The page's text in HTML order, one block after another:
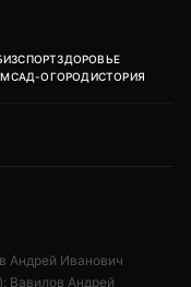
СПОРТЗДОРОВЬЕ
САД-ОГОРОДИСТОРИЯ
Андрей Иванович
Вавилов Андрей